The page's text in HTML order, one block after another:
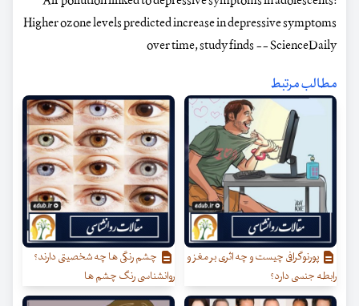
Higher ozone levels predicted increase in depressive symptoms
over time, study finds -- ScienceDaily
مطالب مرتبط
پورنوگرافی چیست و چه اثری بر مغز و
رابطه جنسی دارد؟
چشم رنگی ها چه شخصیتی دارند؟
روانشناسی رنگ چشم ها